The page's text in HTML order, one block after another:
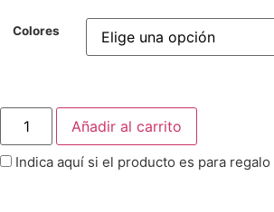
Colores
Añadir al carrito
Indica aquí si el producto es para regalo